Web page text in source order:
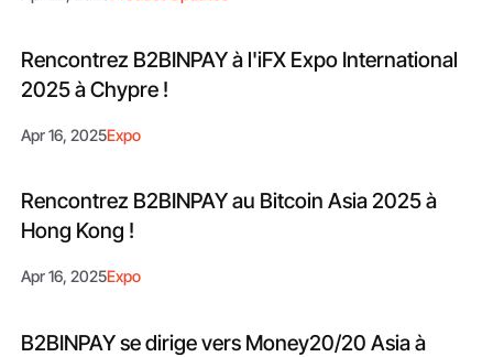
Rencontrez B2BINPAY à l'iFX Expo International
2025 à Chypre !
Apr 16, 2025Expo
Rencontrez B2BINPAY au Bitcoin Asia 2025 à
Hong Kong !
Apr 16, 2025Expo
B2BINPAY se dirige vers Money20/20 Asia à